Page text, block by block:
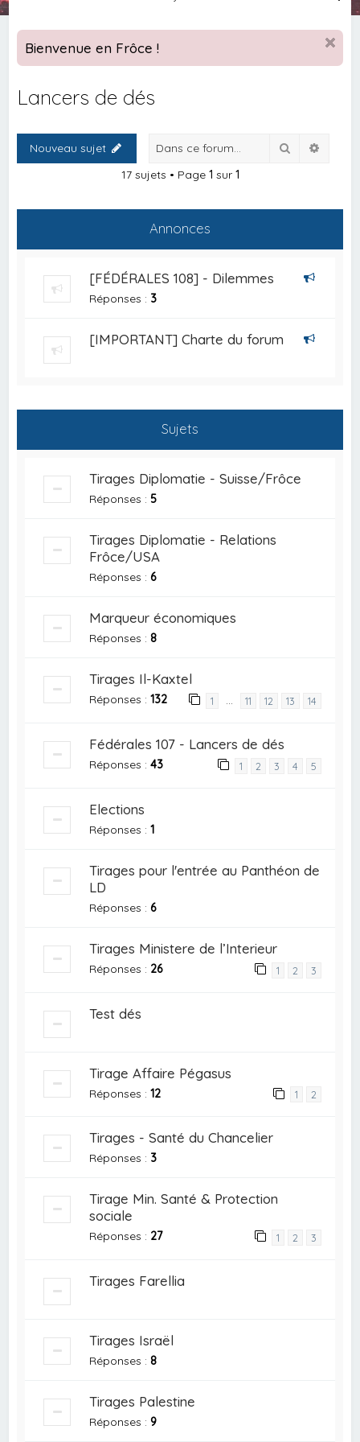
c
h
Bienvenue en Frôce !
Lancers de dés
Nouveau sujet Rechercher
17 sujets • Page 1 sur 1
Annonces
[FÉDÉRALES 108] - Dilemmes
Réponses : 3
[IMPORTANT] Charte du forum
Sujets
Tirages Diplomatie - Suisse/Frôce
Réponses : 5
Tirages Diplomatie - Relations
Frôce/USA
Réponses :6
Marqueur économiques
Réponses :8
Tirages Il-Kaxtel
Réponses :132 1 … 11 12 13 14
Fédérales 107 - Lancers de dés
Réponses :43 1 2 3 4 5
Elections
Réponses :1
Tirages pour l'entrée au Panthéon de
LD
Réponses :6
Tirages Ministere de l’Interieur
Réponses : 26 1 2 3
Test dés
Tirage Affaire Pégasus
Réponses :12 1 2
Tirages - Santé du Chancelier
Réponses : 3
Tirage Min. Santé & Protection
sociale
Réponses : 27 1 2 3
Tirages Farellia
Tirages Israël
Réponses :8
Tirages Palestine
Réponses :9